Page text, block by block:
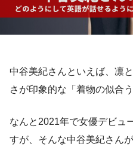
中谷美紀さんといえば、凛
さが印象的な「着物の似合
なんと2021年で女優デビュ
すが、そんな中谷美紀さん